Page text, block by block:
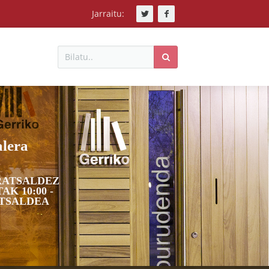
Jarraitu:
Bilatu
Hasiera
Berriak
Ekintzak
Ikerlanak
Liburudenda
Nobedadeak
Harremanak
Nor
10:00 -